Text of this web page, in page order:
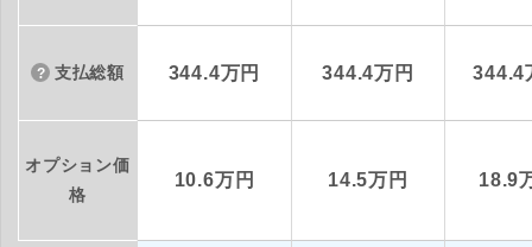
支払総額 344.4万円 344.4万円 344.4
オプション価
格
10.6万円 14.5万円 18.9